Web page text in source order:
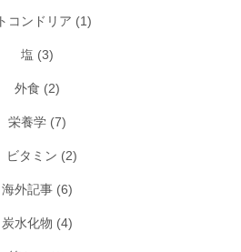
コンドリア (1)
塩 (3)
外食 (2)
栄養学 (7)
ビタミン (2)
海外記事 (6)
炭水化物 (4)